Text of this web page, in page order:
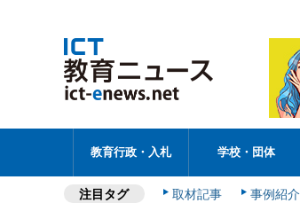
教育行政・入札 学校・団体
注目タグ 取材記事 事例紹介